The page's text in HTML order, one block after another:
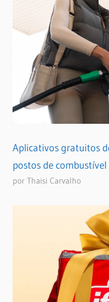
Aplicativos gratuitos
postos de combustível
por Thaisi Carvalho